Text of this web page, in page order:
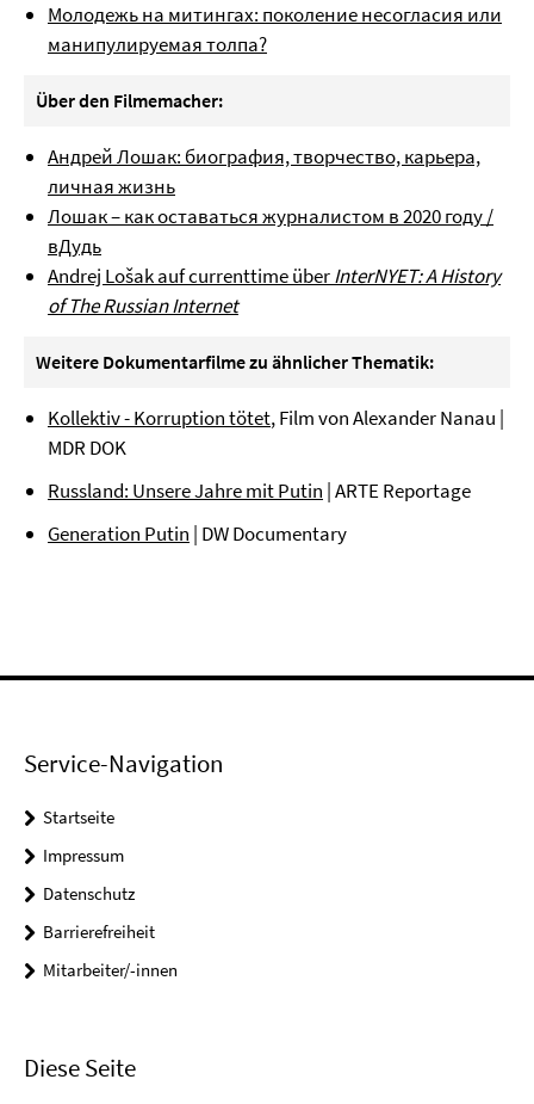
Молодежь на митингах: поколение несогласия или
манипулируемая толпа?
Über den Filmemacher:
Андрей Лошак: биография, творчество, карьера,
личная жизнь
Лошак – как оставаться журналистом в 2020 году /
вДудь
Andrej Lošak auf currenttime überInterNYET: A History
of The Russian Internet
Weitere Dokumentarfilme zu ähnlicher Thematik:
Kollektiv - Korruption tötet, Film von Alexander Nanau |
MDR DOK
Russland: Unsere Jahre mit Putin | ARTE Reportage
Generation Putin | DW Documentary
Service-Navigation
Startseite
Impressum
Datenschutz
Barrierefreiheit
Mitarbeiter/-innen
Diese Seite